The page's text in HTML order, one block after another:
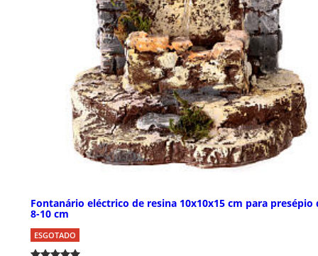
Fontanário eléctrico de resina 10x10x15 cm para presépio
8-10 cm
ESGOTADO